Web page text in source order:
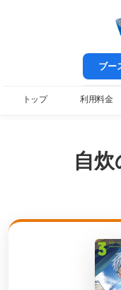
ブー
トップ 利用料金
自